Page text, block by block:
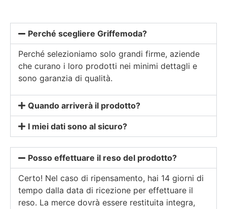
Perché scegliere Griffemoda?
Perché selezioniamo solo grandi firme, aziende
che curano i loro prodotti nei minimi dettagli e
sono garanzia di qualità.
Quando arriverà il prodotto?
I miei dati sono al sicuro?
Posso effettuare il reso del prodotto?
Certo! Nel caso di ripensamento, hai 14 giorni di
tempo dalla data di ricezione per effettuare il
reso. La merce dovrà essere restituita integra,